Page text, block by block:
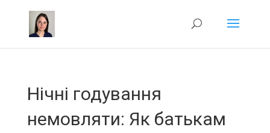
Нічні годування
немовляти: Як батькам